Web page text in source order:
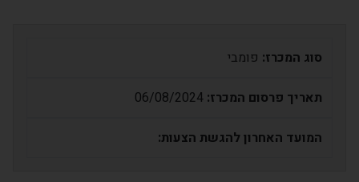
סוג המכרז: פומבי
תאריך פרסום המכרז: 06/08/2024
המועד האחרון להגשת הצעות: